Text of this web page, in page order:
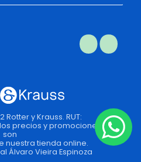
y Krauss. RUT:
precios y promociones
son
nuestra tienda online.
Álvaro Vieira Espinoza